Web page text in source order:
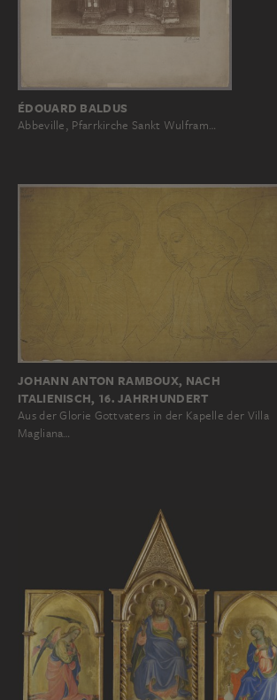
ÉDOUARD BALDUS
Abbeville, Pfarrkirche Sankt Wulfram…
JOHANN ANTON RAMBOUX, NACH
ITALIENISCH, 16. JAHRHUNDERT
Aus der Glorie Gottvaters in der Kapelle der Villa
Magliana…